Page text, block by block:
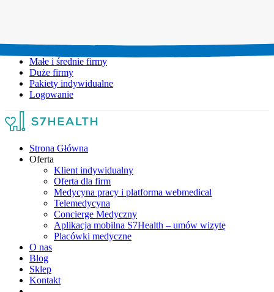
Małe i średnie firmy
Duże firmy
Pakiety indywidualne
Logowanie
Strona Główna
Oferta
Klient indywidualny
Oferta dla firm
Medycyna pracy i platforma webmedical
Telemedycyna
Concierge Medyczny
Aplikacja mobilna S7Health – umów wizytę
Placówki medyczne
O nas
Blog
Sklep
Kontakt